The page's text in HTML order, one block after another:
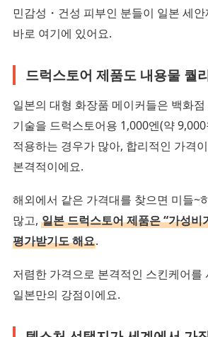
민감성・건성 피부인 분들이 일본 세
바로 여기에 있어요.
드럭스토어 제품도 내용물 퀄
일본의 대형 화장품 메이커들은 백화
기술을 드럭스토어용 1,000엔(약
적용하는 경우가 많아, 합리적인 가격
본격적이에요.
해외에서 같은 가격대를 찾으면 미들~
많고, 일본 드럭스토어 제품은 “가성비
평가받기도 해요.
저렴한 가격으로 본격적인 스킨케어를
일본만의 강점이에요.